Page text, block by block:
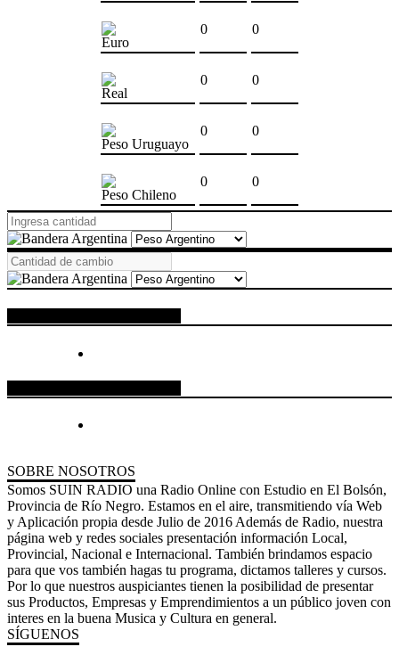
Euro
0 0
Real
0 0
Peso Uruguayo
0 0
Peso Chileno
0 0
SOBRE NOSOTROS
Somos SUIN RADIO una Radio Online con Estudio en El Bolsón,
Provincia de Río Negro. Estamos en el aire, transmitiendo vía Web
y Aplicación propia desde Julio de 2016 Además de Radio, nuestra
página web y redes sociales presentación información Local,
Provincial, Nacional e Internacional. También brindamos espacio
para que vos también hagas tu programa, dictamos talleres y cursos.
Por lo que nuestros auspiciantes tienen la posibilidad de presentar
sus Productos, Empresas y Emprendimientos a un público joven con
interes en la buena Musica y Cultura en general.
SÍGUENOS